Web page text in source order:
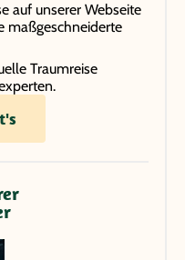
auf unserer Webseite
maßgeschneiderte
Traumreise